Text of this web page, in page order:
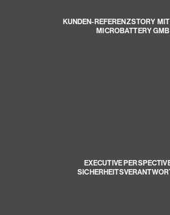
KUNDEN-REFERENZSTORY MIT
MICROBATTERY
EXECUTIVE